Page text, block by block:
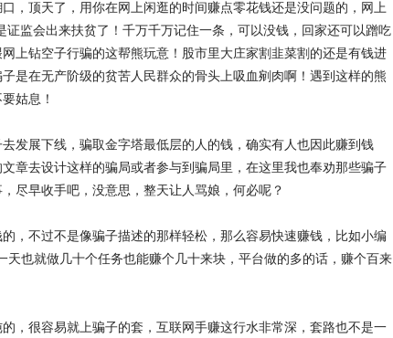
，顶天了，用你在网上闲逛的时间赚点零花钱还是没问题的，网上
证监会出来扶贫了！千万千万记住一条，可以没钱，回家还可以蹭吃
上钻空子行骗的这帮熊玩意！股市里大庄家割韭菜割的还是有钱进
是在无产阶级的贫苦人民群众的骨头上吸血剜肉啊！遇到这样的熊
姑息！
发展下线，骗取金字塔最低层的人的钱，确实有人也因此赚到钱
章去设计这样的骗局或者参与到骗局里，在这里我也奉劝那些骗子
尽早收手吧，没意思，整天让人骂娘，何必呢？
，不过不是像骗子描述的那样轻松，那么容易快速赚钱，比如小编
天也就做几十个任务也能赚个几十来块，平台做的多的话，赚个百来
，很容易就上骗子的套，互联网手赚这行水非常深，套路也不是一